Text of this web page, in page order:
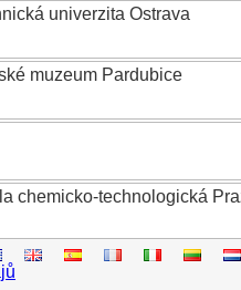
univerzita Ostrava
muzeum Pardubice
chemicko-technologická
ekonomická v Praze